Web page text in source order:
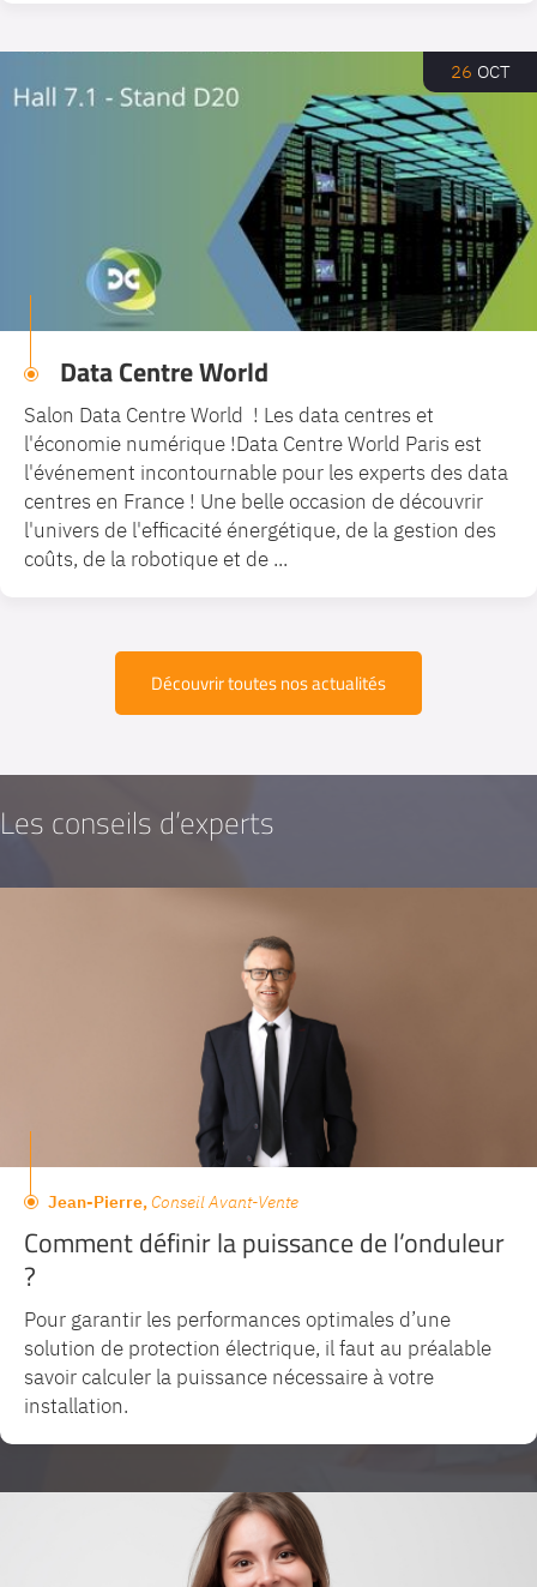
26 OCT
Data Centre World
Salon Data Centre World ! Les data centres et
l'économie numérique !Data Centre World Paris est
l'événement incontournable pour les experts des data
centres en France ! Une belle occasion de découvrir
l'univers de l'efficacité énergétique, de la gestion des
coûts, de la robotique et de ...
Découvrir toutes nos actualités
Les conseils d’experts
Jean-Pierre,Conseil Avant-Vente
Comment définir la puissance de l’onduleur
?
Pour garantir les performances optimales d’une
solution de protection électrique, il faut au préalable
savoir calculer la puissance nécessaire à votre
installation.